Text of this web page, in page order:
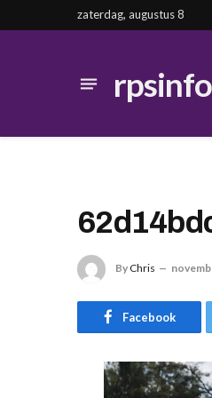
zaterdag, augustus 8
By Chris
Facebook